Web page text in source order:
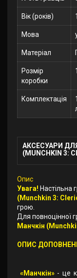
Вік (років)
Мова
Матеріал
Розмір
коробки
Комплектація
АКСЕСУАРИ
(MUNCHKIN 3:
Опис
Увага! Настільна
(Munchkin 3:
грою.
Для повноцінної
Манчкін
ОПИС
«Манчкін»- це